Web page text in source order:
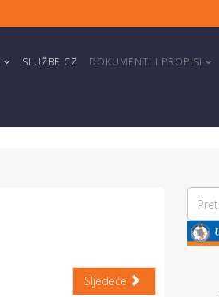
SLUŽBE CZ DOKUMENTI I PROPISI
Sljedeće